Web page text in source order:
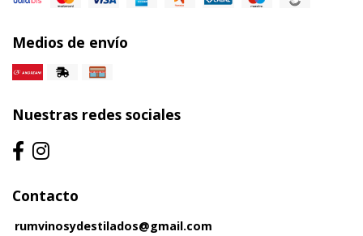
Medios de envío
Nuestras redes sociales
Contacto
rumvinosydestilados@gmail.com